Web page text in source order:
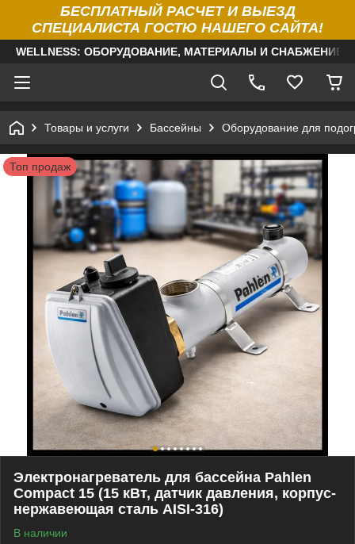
БЕСПЛАТНЫЙ РАСЧЕТ И ВЫЕЗД
СПЕЦИАЛИСТА ГОСТЮ НАШЕГО САЙТА!
WELLNESS: ОБОРУДОВАНИЕ, МАТЕРИАЛЫ И
Товары и услуги Бассейны Оборудование для
Топ продаж
Электронагреватель для бассейна Pahlen
Compact 15 (15 кВт, датчик давления, корпус-
нержавеющая сталь AISI-316)
В наличии